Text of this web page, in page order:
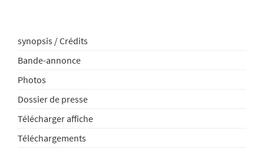
synopsis / Crédits
Bande-annonce
Photos
Dossier de presse
Télécharger affiche
Téléchargements